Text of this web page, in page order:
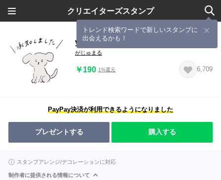
クリエイターズスタンプ
トレンド検索ワードで新しいスタンプに
出会えるかも！
yuruiinugakeigo
がじゅまる
￥190 1%還元 6,709
PayPay決済が利用できるようになりました
プレゼントする 購入する
スタンプアレンジ/デコレーションに対応
制作者に提供される情報について